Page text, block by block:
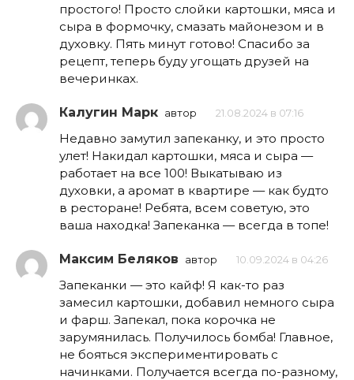
простого! Просто слойки картошки, мяса и
сыра в формочку, смазать майонезом и в
духовку. Пять минут готово! Спасибо за
рецепт, теперь буду угощать друзей на
вечеринках.
Калугин Марк автор 21.08.2024 в 07:16
Недавно замутил запеканку, и это просто
улет! Накидал картошки, мяса и сыра —
работает на все 100! Выкатываю из
духовки, а аромат в квартире — как будто
в ресторане! Ребята, всем советую, это
ваша находка! Запеканка — всегда в топе!
Максим Беляков автор 10.09.2024 в 04:26
Запеканки — это кайф! Я как-то раз
замесил картошки, добавил немного сыра
и фарш. Запекал, пока корочка не
зарумянилась. Получилось бомба! Главное,
не бояться экспериментировать с
начинками. Получается всегда по-разному,